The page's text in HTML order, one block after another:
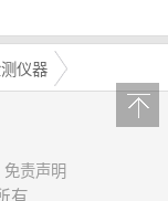
仪器
免责声明